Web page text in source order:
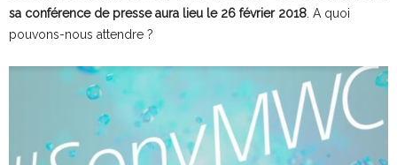
sa conférence de presse aura lieu le 26 février 2018 . A quoi
pouvons-nous attendre ?